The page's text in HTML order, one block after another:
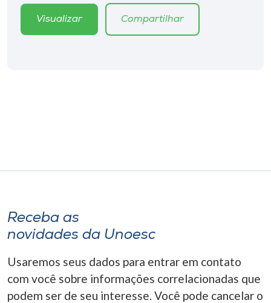
Rádio
A+
A-
Visualizar Compartilhar
Receba as
novidades da Unoesc
Usaremos seus dados para entrar em contato
com você sobre informações correlacionadas que
podem ser de seu interesse. Você pode cancelar o